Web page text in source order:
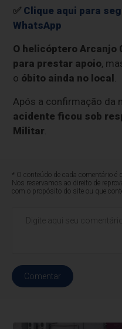
✅ Clique aqui para
WhatsApp
O helicóptero Arcanjo
para prestar apoio,
o óbito ainda no local
Após a confirmação da
acidente ficou sob
Militar
* O conteúdo de cada comentário é
Nos reservamos ao direito de
com o propósito do site ou que
Comentar